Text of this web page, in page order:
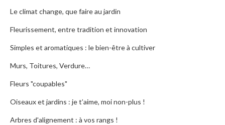
Le climat change, que faire au jardin
Fleurissement, entre tradition et innovation
Simples et aromatiques : le bien-être à cultiver
Murs, Toitures, Verdure…
Fleurs "coupables"
Oiseaux et jardins : je t’aime, moi non-plus !
Arbres d'alignement : à vos rangs !